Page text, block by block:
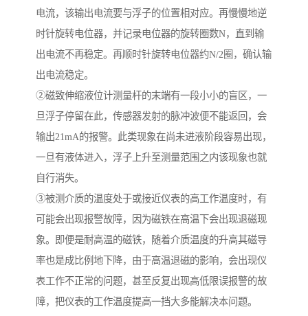
电流，该输出电流要与浮子的位置相对应。再慢慢地逆
时针旋转电位器，并记录电位器的旋转圈数N，直到输
出电流不再稳定。再顺时针旋转电位器约N/2圈，确认输
出电流稳定。
②磁致伸缩液位计测量杆的末端有一段小小的盲区，一
旦浮子停留在此，传感器发射的脉冲波便不能返回，会
输出21mA的报警。此类现象在尚未进液阶段容易出现，
一旦有液体进入，浮子上升至测量范围之内该现象也就
自行消失。
③被测介质的温度处于或接近仪表的高工作温度时，有
可能会出现报警故障，因为磁铁在高温下会出现退磁现
象。即便是耐高温的磁铁，随着介质温度的升高其磁导
率也是成比例地下降，由于高温退磁的影响，会出现仪
表工作不正常的问题，甚至反复出现高低限误报警的故
障，把仪表的工作温度提高一挡大多能解决本问题。